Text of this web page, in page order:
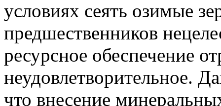
условиях сеять озимые
предшественников
ресурсное обеспечение
неудовлетворительное.
что внесение